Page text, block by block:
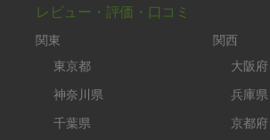
レビュー・評価・口コミ
関東
東京都
神奈川県
千葉県
関西
大阪府
兵庫県
京都府